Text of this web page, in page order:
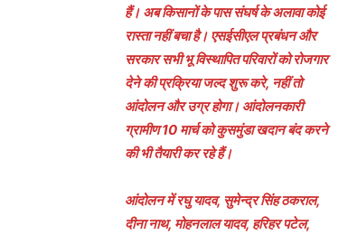
हैं। अब किसानों के पास संघर्ष के अलावा कोई
रास्ता नहीं बचा है। एसईसीएल प्रबंधन और
सरकार सभी भू विस्थापित परिवारों को रोजगार
देने की प्रक्रिया जल्द शुरू करे, नहीं तो
आंदोलन और उग्र होगा। आंदोलनकारी
ग्रामीण 10 मार्च को कुसमुंडा खदान बंद करने
की भी तैयारी कर रहे हैं।
आंदोलन में रघु यादव, सुमेन्द्र सिंह ठकराल,
दीना नाथ, मोहनलाल यादव, हरिहर पटेल,